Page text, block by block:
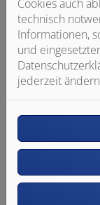
Betreff
Cookies auch
technisch
Informationen,
und
jederzeit